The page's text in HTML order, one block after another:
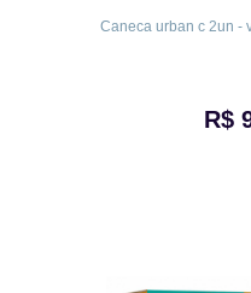
Caneca urban c 2un -
R$